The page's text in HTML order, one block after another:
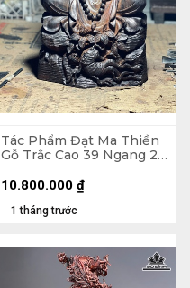
Tác Phẩm Đạt Ma Thiền
Gỗ Trắc Cao 39 Ngang 22
1 tháng trước
10.800.000 ₫